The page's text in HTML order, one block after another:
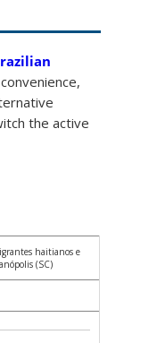
the active
haitianos e
(SC)